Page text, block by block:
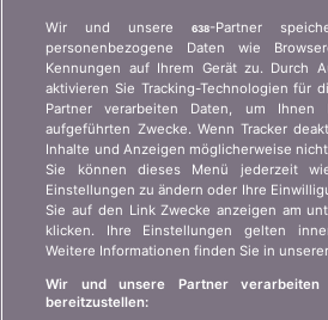
Wer ist bonus.ch? Wie
Presseanfragen, Partnerschaften,
Wer sind wir?
Kontakt
Werbung
Beitritt / Partnerschaft
Presse
45
Wir und unsere638-Partner
personenbezogene Daten wie
Kennungen auf Ihrem Gerät zu. Durch
aktivieren Sie Tracking-Technologien für
Partner verarbeiten Daten, um Ihnen
aufgeführten Zwecke. Wenn Tracker
Inhalte und Anzeigen möglicherweise
Sie können dieses Menü jederzeit
Einstellungen zu ändern oder Ihre
Sie auf den Link Zwecke anzeigen am
klicken. Ihre Einstellungen gelten
Weitere Informationen finden Sie in
Wir und unsere Partner verarbeiten
bereitzustellen: